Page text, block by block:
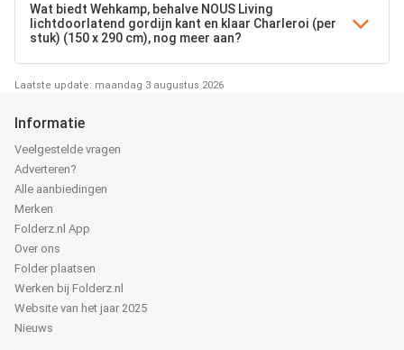
Wat biedt Wehkamp, behalve NOUS Living
lichtdoorlatend gordijn kant en klaar Charleroi (per
stuk) (150 x 290 cm), nog meer aan?
Laatste update: maandag 3 augustus 2026
Informatie
Veelgestelde vragen
Adverteren?
Alle aanbiedingen
Merken
Folderz.nl App
Over ons
Folder plaatsen
Werken bij Folderz.nl
Website van het jaar 2025
Nieuws